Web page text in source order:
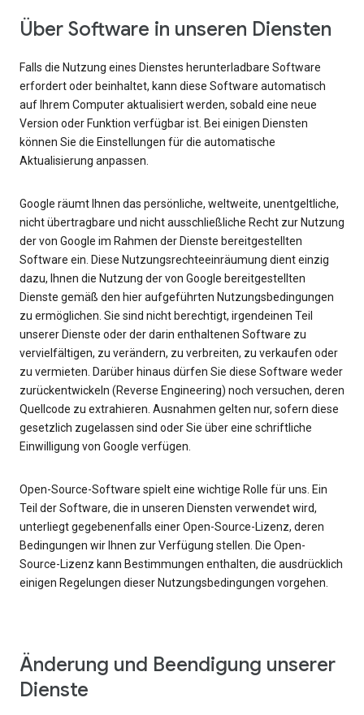
Über Software in unseren Diensten
Falls die Nutzung eines Dienstes herunterladbare Software
erfordert oder beinhaltet, kann diese Software automatisch
auf Ihrem Computer aktualisiert werden, sobald eine neue
Version oder Funktion verfügbar ist. Bei einigen Diensten
können Sie die Einstellungen für die automatische
Aktualisierung anpassen.
Google räumt Ihnen das persönliche, weltweite, unentgeltliche,
nicht übertragbare und nicht ausschließliche Recht zur Nutzung
der von Google im Rahmen der Dienste bereitgestellten
Software ein. Diese Nutzungsrechteeinräumung dient einzig
dazu, Ihnen die Nutzung der von Google bereitgestellten
Dienste gemäß den hier aufgeführten Nutzungsbedingungen
zu ermöglichen. Sie sind nicht berechtigt, irgendeinen Teil
unserer Dienste oder der darin enthaltenen Software zu
vervielfältigen, zu verändern, zu verbreiten, zu verkaufen oder
zu vermieten. Darüber hinaus dürfen Sie diese Software weder
zurückentwickeln (Reverse Engineering) noch versuchen, deren
Quellcode zu extrahieren. Ausnahmen gelten nur, sofern diese
gesetzlich zugelassen sind oder Sie über eine schriftliche
Einwilligung von Google verfügen.
Open-Source-Software spielt eine wichtige Rolle für uns. Ein
Teil der Software, die in unseren Diensten verwendet wird,
unterliegt gegebenenfalls einer Open-Source-Lizenz, deren
Bedingungen wir Ihnen zur Verfügung stellen. Die Open-
Source-Lizenz kann Bestimmungen enthalten, die ausdrücklich
einigen Regelungen dieser Nutzungsbedingungen vorgehen.
Änderung und Beendigung unserer
Dienste